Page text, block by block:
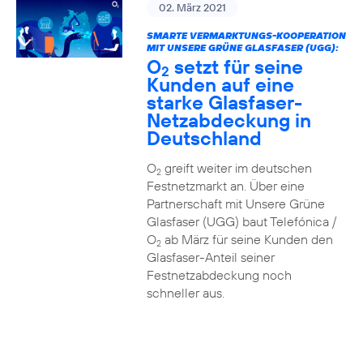
02. März 2021
SMARTE VERMARKTUNGS-KOOPERATION
MIT UNSERE GRÜNE GLASFASER (UGG):
O2 setzt für seine
Kunden auf eine
starke Glasfaser-
Netzabdeckung in
Deutschland
O2greift weiter im deutschen
Festnetzmarkt an. Über eine
Partnerschaft mit Unsere Grüne
Glasfaser (UGG) baut Telefónica /
O2ab März für seine Kunden den
Glasfaser-Anteil seiner
Festnetzabdeckung noch
schneller aus.